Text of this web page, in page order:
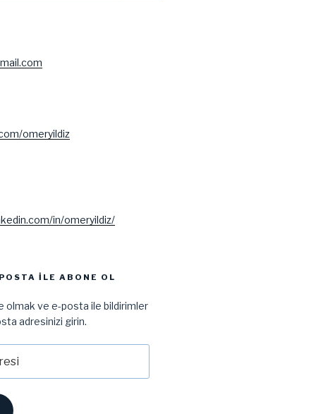
omeryildiz
in/omeryildiz/
ILE ABONE OL
olmak ve e-posta ile bildirimler
adresinizi girin.